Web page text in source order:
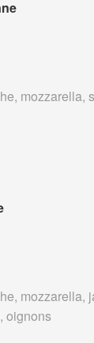
mozzarella,
mozzarella,
oignons